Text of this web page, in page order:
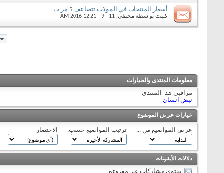
أسعار المنتجات في المولات تتضاعف 5 مرات
كتبت بواسطة مختفي‏, 11 - 9 - 2016 12:21 AM
معلومات المنتدى والخيارات
مراقبي هذا المنتدى
نبض انسان
خيارات عرض الموضوع
عرض المواضيع من ... ترتيب المواضيع حسب: الاختصار
دلالات الأيقونات
يحتوي مشاركات غير مقروءة